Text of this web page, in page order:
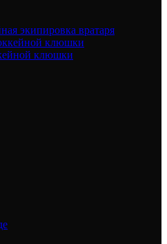
экипировка вратаря
клюшки